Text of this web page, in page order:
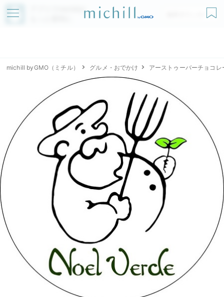
アプリでmichillが
無料ダウンロード
michill byGMO（ミチル） グルメ・おでかけ アーストゥーバーチョコ